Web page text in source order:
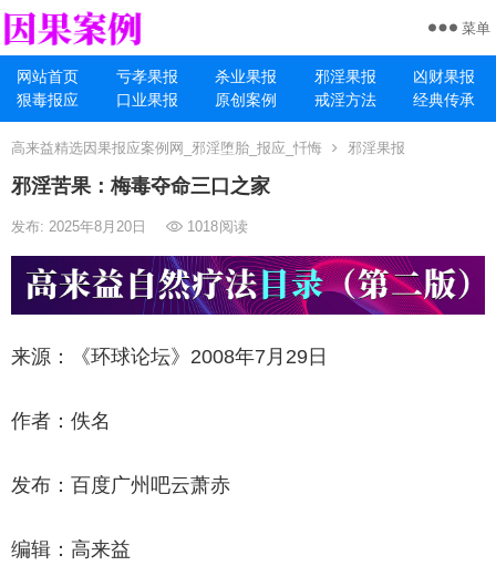
网站首页 亏孝果报 杀业果报 邪淫果报
凶财果报
狠毒报应
口业果报 原创案例 戒淫方法 经典传承
菜单
高来益精选因果报应案例网_邪淫堕胎_报应_忏悔 邪淫果报
邪淫苦果：梅毒夺命三口之家
发布: 2025年8月20日 1018阅读
来源：《环球论坛》2008年7月29日
作者：佚名
发布：百度广州吧云萧赤
编辑：高来益